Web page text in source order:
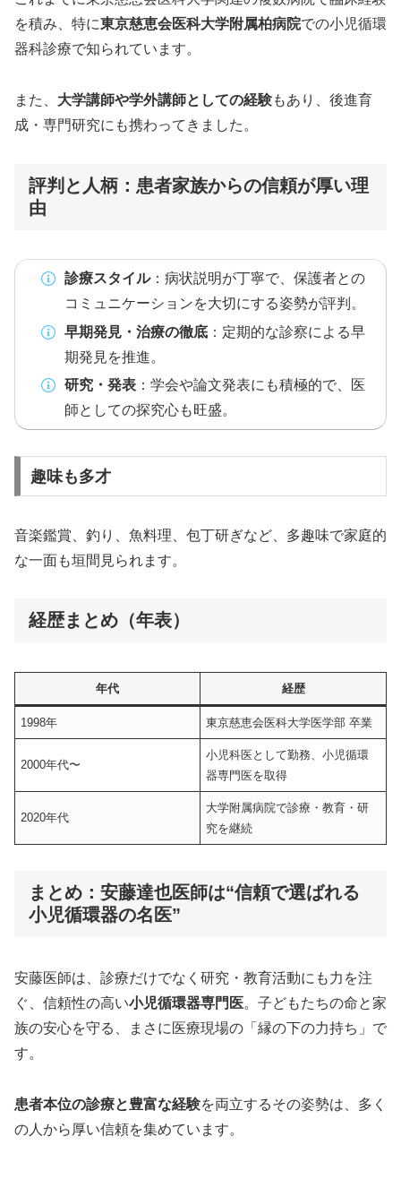
を積み、特に東京慈恵会医科大学附属柏病院での小児循環
器科診療で知られています。
また、 大学講師や学外講師としての経験もあり、後進育
成・専門研究にも携わってきました。
評判と人柄：患者家族からの信頼が厚い理
由
診療スタイル：病状説明が丁寧で、保護者との
コミュニケーションを大切にする姿勢が評判。
早期発見・治療の徹底：定期的な診察による早
期発見を推進。
研究・発表：学会や論文発表にも積極的で、医
師としての探究心も旺盛。
趣味も多才
音楽鑑賞、釣り、魚料理、包丁研ぎなど、多趣味で家庭的
な一面も垣間見られます。
経歴まとめ（年表）
年代 経歴
1998年 東京慈恵会医科大学医学部 卒業
2000年代〜
小児科医として勤務、小児循環
器専門医を取得
2020年代
大学附属病院で診療・教育・研
究を継続
まとめ：安藤達也医師は“信頼で選ばれる
小児循環器の名医”
安藤医師は、診療だけでなく研究・教育活動にも力を注
ぐ、信頼性の高い小児循環器専門医。子どもたちの命と家
族の安心を守る、まさに医療現場の「縁の下の力持ち」で
す。
患者本位の診療と豊富な経験を両立するその姿勢は、多く
の人から厚い信頼を集めています。